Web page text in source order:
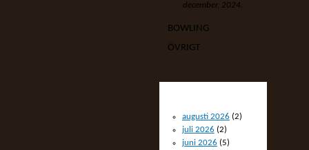
december, 2024.
BOWLING
ÖVRIGT
augusti 2026 (2)
juli 2026 (2)
juni 2026 (5)